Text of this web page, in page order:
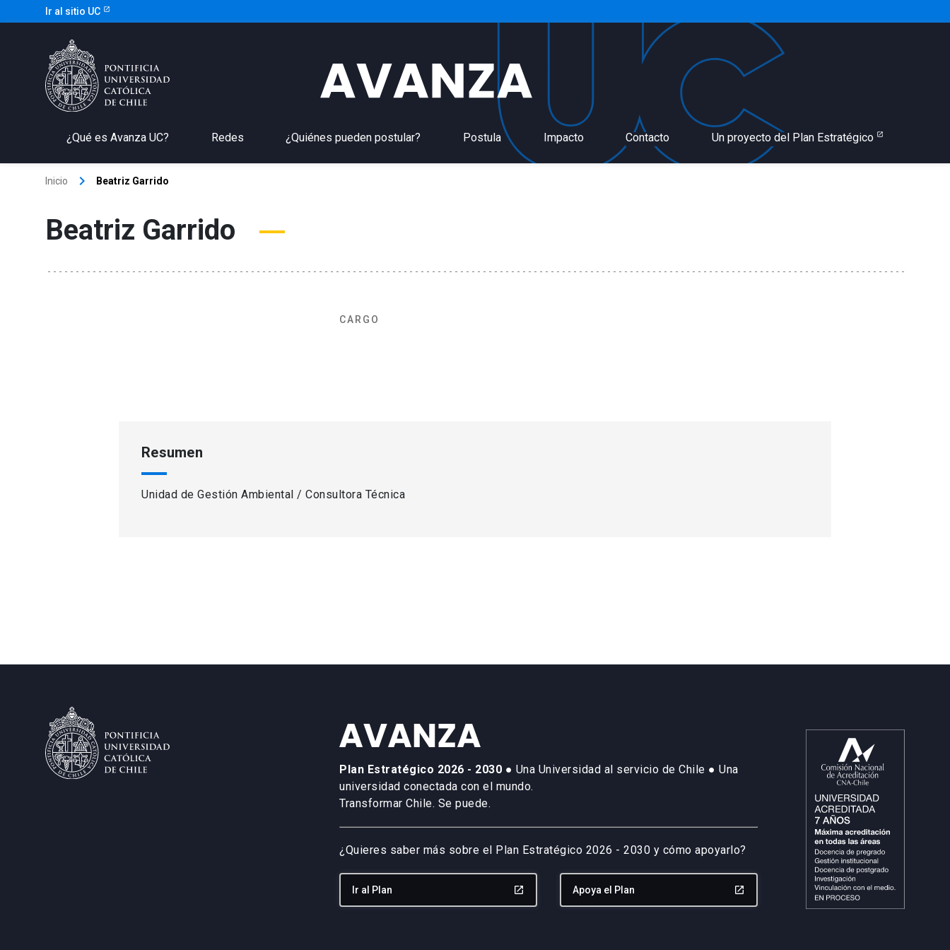
Ir al sitio UC
¿Qué es Avanza UC? Redes ¿Quiénes pueden postular? Postula Impacto Contacto Un proyecto del Plan Estratégico
Inicio keyboard_arrow_right Beatriz Garrido
Beatriz Garrido
CARGO
Resumen
Unidad de Gestión Ambiental / Consultora Técnica
Plan Estratégico 2026 - 2030 ● Una Universidad al servicio de Chile ● Una
universidad conectada con el mundo.
Transformar Chile. Se puede.
¿Quieres saber más sobre el Plan Estratégico 2026 - 2030 y cómo apoyarlo?
Ir al Plan launch Apoya el Plan launch